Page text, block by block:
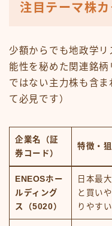
注目テーマ株
少額からでも地政学
能性を秘めた関連銘
ではない主力株も含
て必見です）
企業名（証
券コード）
特徴・
ENEOSホー
ルディング
ス（5020）
日本最
と買い
りやす